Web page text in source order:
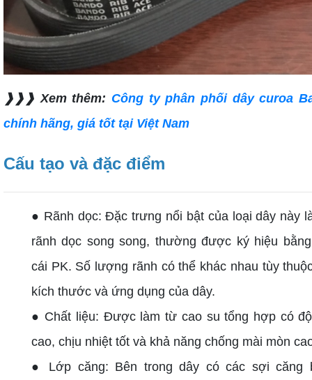
❱❱❱ Xem thêm: Công ty phân phối dây curoa
chính hãng, giá tốt tại Việt Nam
Cấu tạo và đặc điểm
● Rãnh dọc: Đặc trưng nổi bật của loại dây này
rãnh dọc song song, thường được ký hiệu
cái PK. Số lượng rãnh có thể khác nhau tùy
kích thước và ứng dụng của dây.
● Chất liệu: Được làm từ cao su tổng hợp có
cao, chịu nhiệt tốt và khả năng chống mài mòn
● Lớp căng: Bên trong dây có các sợi căng